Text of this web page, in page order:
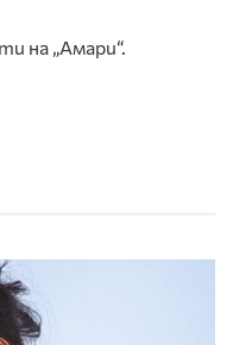
на „Амари“.